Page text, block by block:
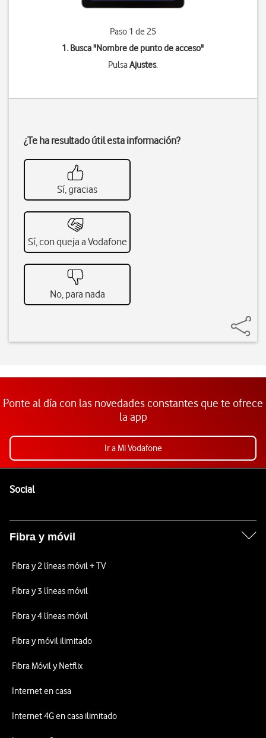
Paso 1 de 25
1. Busca "Nombre de punto de acceso"
PulsaAjustes.
¿Te ha resultado útil esta información?
Sí, gracias
Sí, con queja a Vodafone
No, para nada
Ponte al día con las novedades constantes que te ofrece
la app
Ir a Mi Vodafone
SocialEnlaces a las redes sociales de Vodafone
Fibra y móvil
Fibra y 2 líneas móvil + TV
Fibra y 3 líneas móvil
Fibra y 4 líneas móvil
Fibra y móvil ilimitado
Fibra Móvil y Netflix
Internet en casa
Internet 4G en casa ilimitado